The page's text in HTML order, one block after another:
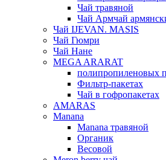
Чай травяной
Чай Армчай
Чай IJEVAN. MASIS
Чай Гюмри
Чай Нане
MEGA ARARAT
полипропиленовых
Фильтр-пакетах
Чай в гофропакетах
AMARAS
Manana
Manana травяной
Органик
Весовой